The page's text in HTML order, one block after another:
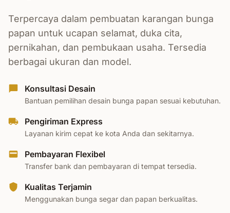
Terpercaya dalam pembuatan karangan bunga
papan untuk ucapan selamat, duka cita,
pernikahan, dan pembukaan usaha. Tersedia
berbagai ukuran dan model.
Konsultasi Desain
Bantuan pemilihan desain bunga papan sesuai kebutuhan.
Pengiriman Express
Layanan kirim cepat ke kota Anda dan sekitarnya.
Pembayaran Flexibel
Transfer bank dan pembayaran di tempat tersedia.
Kualitas Terjamin
Menggunakan bunga segar dan papan berkualitas.